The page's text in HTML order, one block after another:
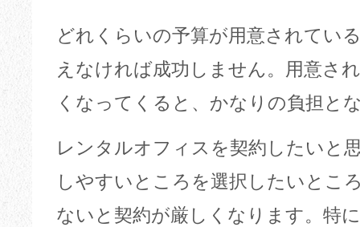
どれくらいの予算が用意されてい
えなければ成功しません。用意さ
くなってくると、かなりの負担と
レンタルオフィスを契約したいと
しやすいところを選択したいとこ
ないと契約が厳しくなります。特